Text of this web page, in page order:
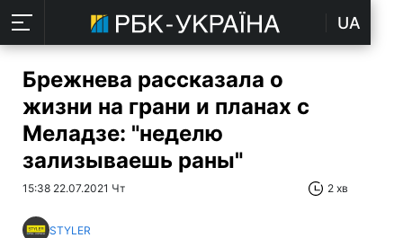
UA
Брежнева рассказала о
жизни на грани и планах с
Меладзе: "неделю
зализываешь раны"
15:38 22.07.2021 Чт 2 хв
STYLER